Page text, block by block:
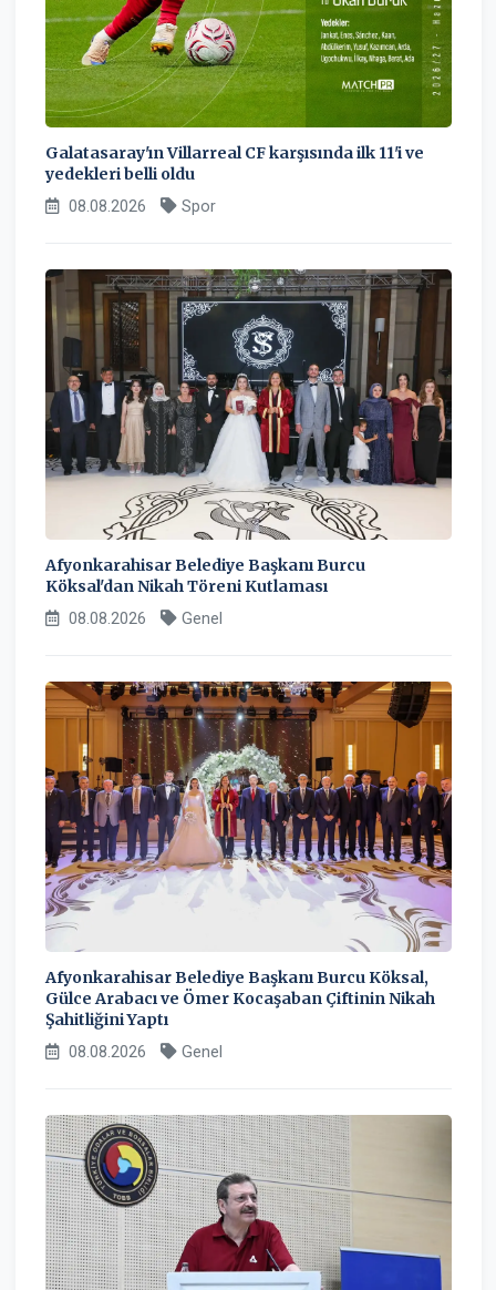
Galatasaray'ın Villarreal CF karşısında ilk 11'i ve
yedekleri belli oldu
08.08.2026 Spor
Afyonkarahisar Belediye Başkanı Burcu
Köksal'dan Nikah Töreni Kutlaması
08.08.2026 Genel
Afyonkarahisar Belediye Başkanı Burcu Köksal,
Gülce Arabacı ve Ömer Kocaşaban Çiftinin Nikah
Şahitliğini Yaptı
08.08.2026 Genel